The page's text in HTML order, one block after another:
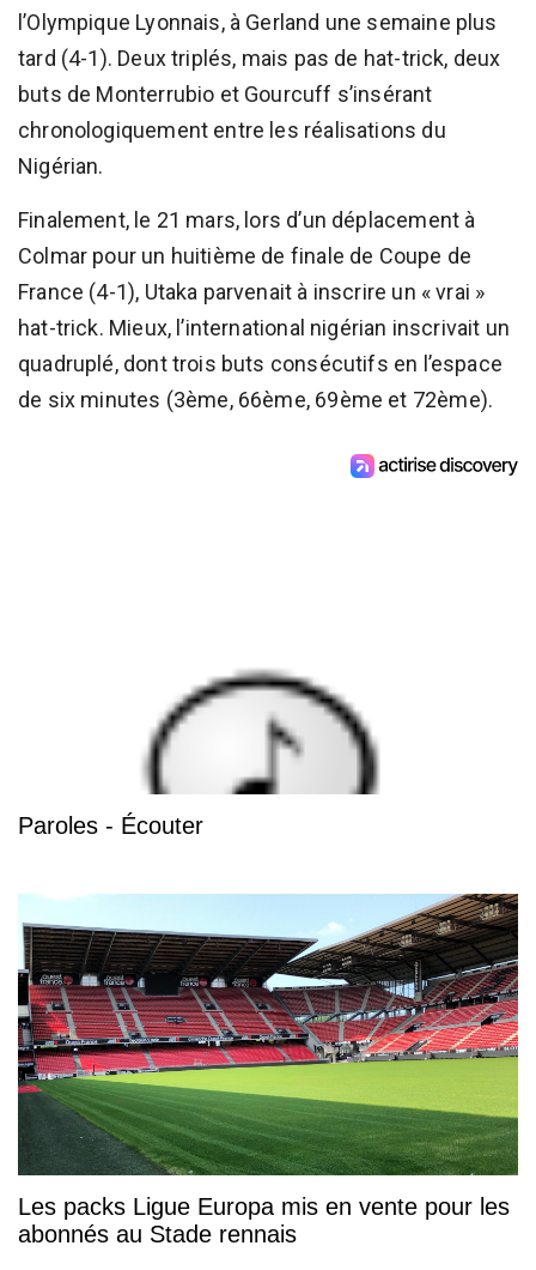
l’Olympique Lyonnais, à Gerland une semaine plus
tard (4-1). Deux triplés, mais pas de hat-trick, deux
buts de Monterrubio et Gourcuff s’insérant
chronologiquement entre les réalisations du
Nigérian.
Finalement, le 21 mars, lors d’un déplacement à
Colmar pour un huitième de finale de Coupe de
France (4-1), Utaka parvenait à inscrire un « vrai »
hat-trick. Mieux, l’international nigérian inscrivait un
quadruplé, dont trois buts consécutifs en l’espace
de six minutes (3ème, 66ème, 69ème et 72ème).
Paroles - Écouter
Les packs Ligue Europa mis en vente pour les
abonnés au Stade rennais